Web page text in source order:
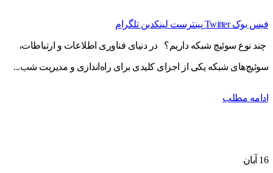
فیس بوک Twitter پینترست لینکدین تلگرام
چند نوع سوئیچ شبکه داریم؟ در دنیای فناوری اطلاعات و ارتباطات،
سوئیچ‌های شبکه یکی از اجزای کلیدی برای راه‌اندازی و مدیریت شب...
ادامه مطلب
16 آبان